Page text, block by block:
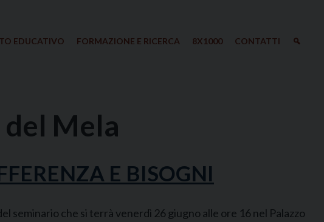
EDUCATIVO FORMAZIONE E RICERCA 8X1000 CONTATTI
Mela
E BISOGNI
seminario che si terrà venerdì 26 giugno alle ore 16 nel Palazzo